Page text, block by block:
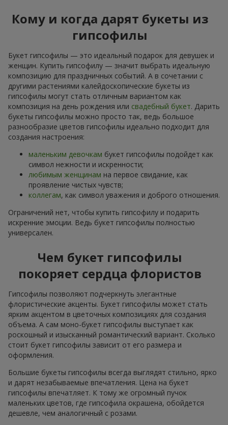
Кому и когда дарят букеты из
гипсофилы
Букет гипсофилы — это идеальный подарок для девушек и
женщин. Купить гипсофилу — значит выбрать идеальную
композицию для праздничных событий. А в сочетании с
другими растениями калейдоскопические букеты из
гипсофилы могут стать отличным вариантом как
композиция на день рождения или свадебный букет. Дарить
букеты гипсофилы можно просто так, ведь большое
разнообразие цветов гипсофилы идеально подходит для
создания настроения:
маленьким девочкам букет гипсофилы подойдет как
символ нежности и искренности;
любимым женщинам на первое свидание, как
проявление чистых чувств;
коллегам, как символ уважения и доброго отношения.
Ограничений нет, чтобы купить гипсофилу и подарить
искренние эмоции. Ведь букет гипсофилы полностью
универсален.
Чем букет гипсофилы
покоряет сердца флористов
Гипсофилы позволяют подчеркнуть элегантные
флористические акценты. Букет гипсофилы может стать
ярким акцентом в цветочных композициях для создания
объема. А сам моно-букет гипсофилы выступает как
роскошный и изысканный романтический вариант. Сколько
стоит букет гипсофилы зависит от его размера и
оформления.
Большие букеты гипсофилы всегда выглядят стильно, ярко
и дарят незабываемые впечатления. Цена на букет
гипсофилы впечатляет. К тому же огромный пучок
маленьких цветов, где гипсофила окрашена, обойдется
дешевле, чем аналогичный с розами.